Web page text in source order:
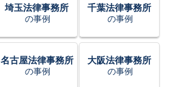
埼玉法律事務所
の事例
千葉法律事務所
の事例
名古屋法律事務所
の事例
大阪法律事務所
の事例